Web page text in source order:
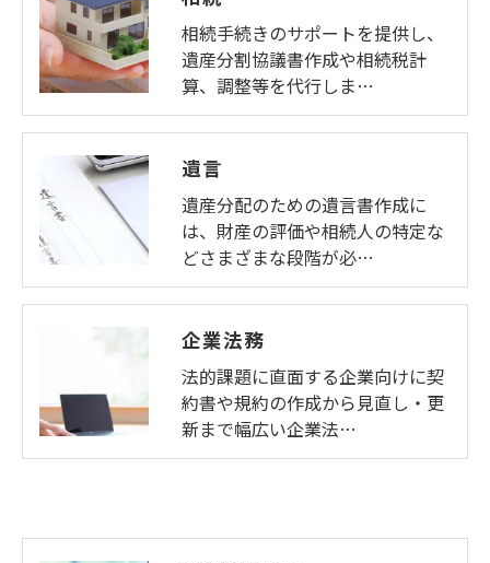
相続手続きのサポートを提供し、
遺産分割協議書作成や相続税計
算、調整等を代行しま…
遺言
遺産分配のための遺言書作成に
は、財産の評価や相続人の特定な
どさまざまな段階が必…
企業法務
法的課題に直面する企業向けに契
約書や規約の作成から見直し・更
新まで幅広い企業法…